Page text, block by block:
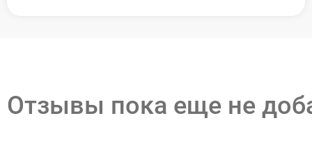
Отзывы пока еще не